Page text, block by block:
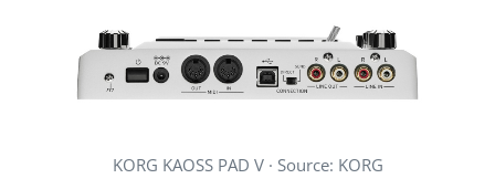
KORG KAOSS PAD V · Source: KORG